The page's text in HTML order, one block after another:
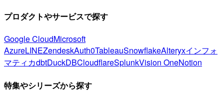
プロダクトやサービスで探す
Google CloudMicrosoft
AzureLINEZendeskAuth0TableauSnowflakeAlteryxインフォ
マティカdbtDuckDBCloudflareSplunkVision OneNotion
特集やシリーズから探す